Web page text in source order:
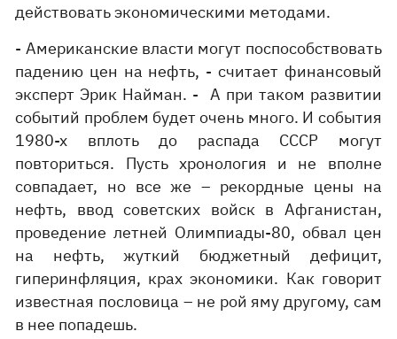
действовать экономическими методами.
- Американские власти могут поспособствовать
падению цен на нефть, - считает финансовый
эксперт Эрик Найман. - А при таком развитии
событий проблем будет очень много. И события
1980-х вплоть до распада СССР могут
повториться. Пусть хронология и не вполне
совпадает, но все же – рекордные цены на
нефть, ввод советских войск в Афганистан,
проведение летней Олимпиады-80, обвал цен
на нефть, жуткий бюджетный дефицит,
гиперинфляция, крах экономики. Как говорит
известная пословица – не рой яму другому, сам
в нее попадешь.